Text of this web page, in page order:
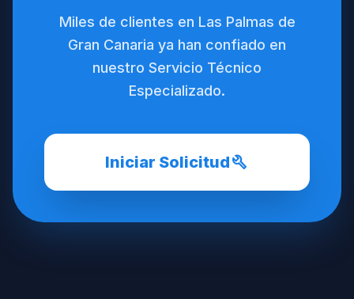
Miles de clientes en Las Palmas de
Gran Canaria ya han confiado en
nuestro Servicio Técnico
Especializado.
Iniciar Solicitudbuild